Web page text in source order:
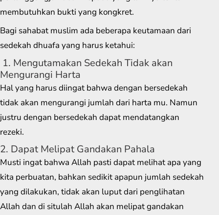
membutuhkan bukti yang kongkret.
Bagi sahabat muslim ada beberapa keutamaan dari
sedekah dhuafa yang harus ketahui:
1. Mengutamakan Sedekah Tidak akan
Mengurangi Harta
Hal yang harus diingat bahwa dengan bersedekah
tidak akan mengurangi jumlah dari harta mu. Namun
justru dengan bersedekah dapat mendatangkan
rezeki.
2. Dapat Melipat Gandakan Pahala
Musti ingat bahwa Allah pasti dapat melihat apa yang
kita perbuatan, bahkan sedikit apapun jumlah sedekah
yang dilakukan, tidak akan luput dari penglihatan
Allah dan di situlah Allah akan melipat gandakan